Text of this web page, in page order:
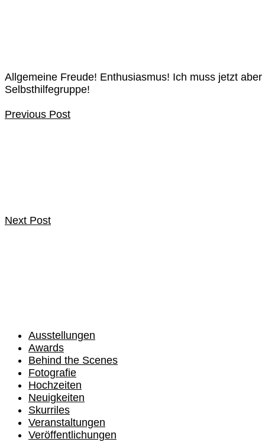
Allgemeine Freude! Enthusiasmus! Ich muss jetzt
Selbsthilfegruppe!
Previous Post
Next Post
Ausstellungen
Awards
Behind the Scenes
Fotografie
Hochzeiten
Neuigkeiten
Skurriles
Veranstaltungen
Veröffentlichungen